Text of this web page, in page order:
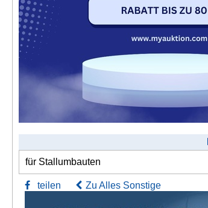
für Stallumbauten
teilen Zu Alles Sonstige